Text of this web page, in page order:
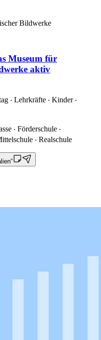
Bildwerke
Museum für
aktiv
‧ Lehrkräfte ‧ Kinder ‧
‧ Förderschule ‧
‧ Realschule